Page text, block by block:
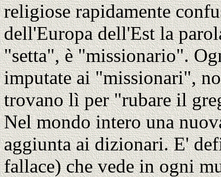
religiose rapidamente
dell'Europa dell'Est la
"setta", è "missionario".
imputate ai "missionari",
trovano lì per "rubare il
Nel mondo intero una
aggiunta ai dizionari. E'
fallace) che vede in ogni